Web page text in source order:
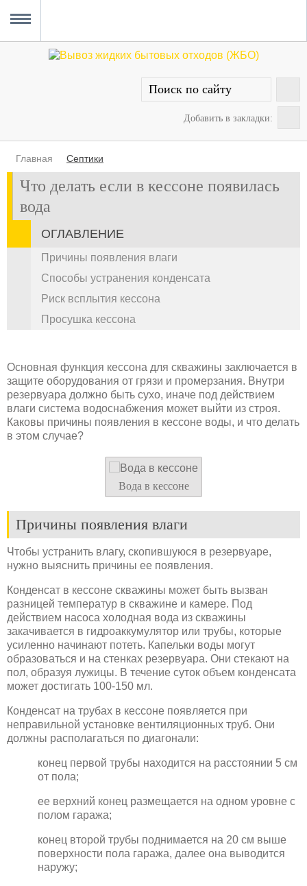
Добавить в закладки:
MENU
Главная
Вывоз ЖБО
Прочистка канализации
Уборка снега
Услуги сантехника
О проекте
Главная Септики
Что делать если в кессоне появилась
вода
ОГЛАВЛЕНИЕ
Причины появления влаги
Способы устранения конденсата
Риск всплытия кессона
Просушка кессона
Основная функция кессона для скважины заключается в
защите оборудования от грязи и промерзания. Внутри
резервуара должно быть сухо, иначе под действием
влаги система водоснабжения может выйти из строя.
Каковы причины появления в кессоне воды, и что делать
в этом случае?
Вода в кессоне
Причины появления влаги
Чтобы устранить влагу, скопившуюся в резервуаре,
нужно выяснить причины ее появления.
Конденсат в кессоне скважины может быть вызван
разницей температур в скважине и камере. Под
действием насоса холодная вода из скважины
закачивается в гидроаккумулятор или трубы, которые
усиленно начинают потеть. Капельки воды могут
образоваться и на стенках резервуара. Они стекают на
пол, образуя лужицы. В течение суток объем конденсата
может достигать 100-150 мл.
Конденсат на трубах в кессоне появляется при
неправильной установке вентиляционных труб. Они
должны располагаться по диагонали:
конец первой трубы находится на расстоянии 5 см
от пола;
ее верхний конец размещается на одном уровне с
полом гаража;
конец второй трубы поднимается на 20 см выше
поверхности пола гаража, далее она выводится
наружу;